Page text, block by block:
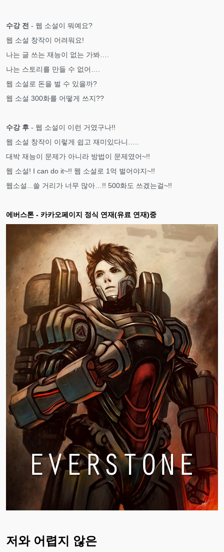
수강 전 - 웹 소설이 뭐예요?
웹 소설 창작이 어려워요!
나는 글 쓰는 재능이 없는 가봐….
나는 스토리를 만들 수 없어….
웹 소설로 돈을 벌 수 있을까?
웹 소설 300화를 어떻게 쓰지??
수강 후 - 웹 소설이 이런 거였구나!!
웹 소설 창작이 이렇게 쉽고 재미있다니…..
대박 재능이 문제가 아니라 방법이 문제였어~!!
웹 소설! I can do it~!! 웹 소설로 1억 벌어야지~!!
웹소설...쓸 거리가 너무 많아…!! 500화도 쓰겠는걸~!!
에버스톤 - 카카오페이지 정식 연재(유료 연재)중
저와 어렵지 않은